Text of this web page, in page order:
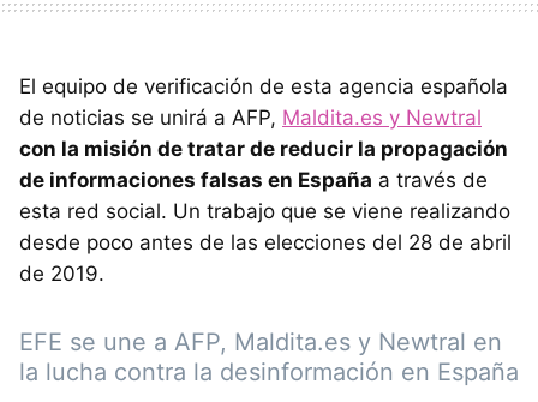
El equipo de verificación de esta agencia española
de noticias se unirá a AFP, Maldita.es y Newtral
con la misión de tratar de reducir la propagación
de informaciones falsas en España a través de
esta red social. Un trabajo que se viene realizando
desde poco antes de las elecciones del 28 de abril
de 2019.
EFE se une a AFP, Maldita.es y Newtral en
la lucha contra la desinformación en España